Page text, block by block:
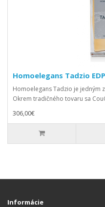
Homoelegans Tadzio
Homoelegans Tadzio je jedným
Okrem tradičného tovaru sa
306,00€
Informácie